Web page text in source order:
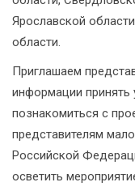
Ярославской
области.
Приглашаем
информации принять
познакомиться с
представителям
Российской
осветить